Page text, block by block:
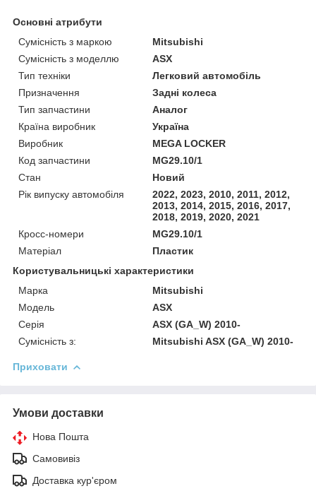
Основні атрибути
Сумісність з маркою
Mitsubishi
Сумісність з моделлю
ASX
Тип техніки
Легковий автомобіль
Призначення
Задні колеса
Тип запчастини
Аналог
Країна виробник
Україна
Виробник
MEGA LOCKER
Код запчастини
MG29.10/1
Стан
Новий
Рік випуску автомобіля
2022, 2023, 2010, 2011, 2012,
2013, 2014, 2015, 2016, 2017,
2018, 2019, 2020, 2021
Кросс-номери
MG29.10/1
Матеріал
Пластик
Користувальницькі характеристики
Марка
Mitsubishi
Модель
ASX
Серія
ASX (GA_W) 2010-
Сумісність з:
Mitsubishi ASX (GA_W) 2010-
Приховати
Умови доставки
Нова Пошта
Самовивіз
Доставка кур'єром